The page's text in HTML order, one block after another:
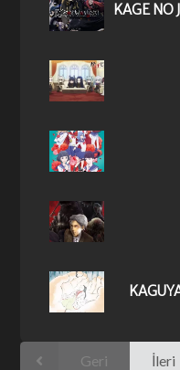
Geri İleri